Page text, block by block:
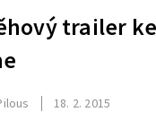
trailer
18. 2. 2015